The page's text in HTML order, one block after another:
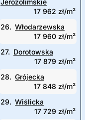
Jerozolimskie
17 962 zł/m²
26. Włodarzewska
17 960 zł/m²
27. Dorotowska
17 879 zł/m²
28. Grójecka
17 848 zł/m²
29. Wiślicka
17 729 zł/m²